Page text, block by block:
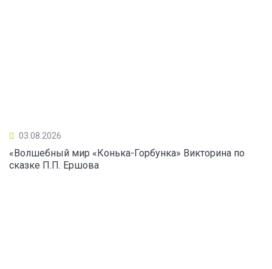
03.08.2026
«Волшебный мир «Конька-Горбунка» Викторина по
сказке П.П. Ершова